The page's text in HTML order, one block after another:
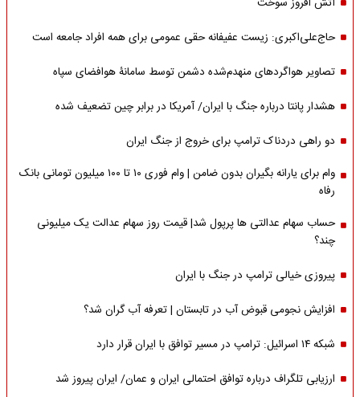
حاج‌علی‌اکبری: زیست عفیفانه حقی عمومی برای همه افراد جامعه است
تصاویر هواگردهای منهدم‌شده دشمن توسط سامانۀ هوافضای سپاه
هشدار پانتا درباره جنگ با ایران/ آمریکا در برابر چین تضعیف شده
دو راهی دردناک ترامپ برای خروج از جنگ ایران
وام برای یارانه بگیران بدون ضامن | وام فوری ۱۰ تا ۱۰۰ میلیون تومانی بانک
رفاه
حساب سهام عدالتی ها پرپول شد| قیمت روز سهام عدالت یک میلیونی
چند؟
پیروزی خیالی ترامپ در جنگ با ایران
افزایش نجومی قبوض آب در تابستان | تعرفه آب گران شد؟
شبکه ۱۴ اسرائیل: ترامپ در مسیر توافق با ایران قرار دارد
ارزیابی تلگراف درباره توافق احتمالی ایران و عمان/ ایران پیروز شد